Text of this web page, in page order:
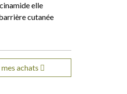
elle
cutanée
achats